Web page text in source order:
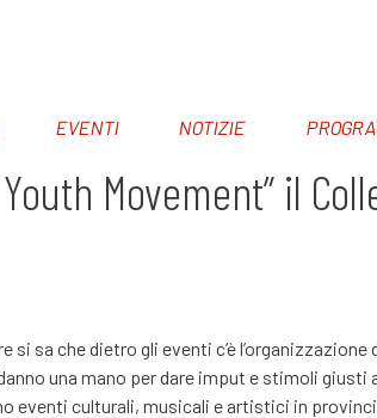
EVENTI NOTIZIE
Movement” il
si sa che dietro gli eventi c’è
una mano per dare imput e stimoli
eventi culturali, musicali e artistici in